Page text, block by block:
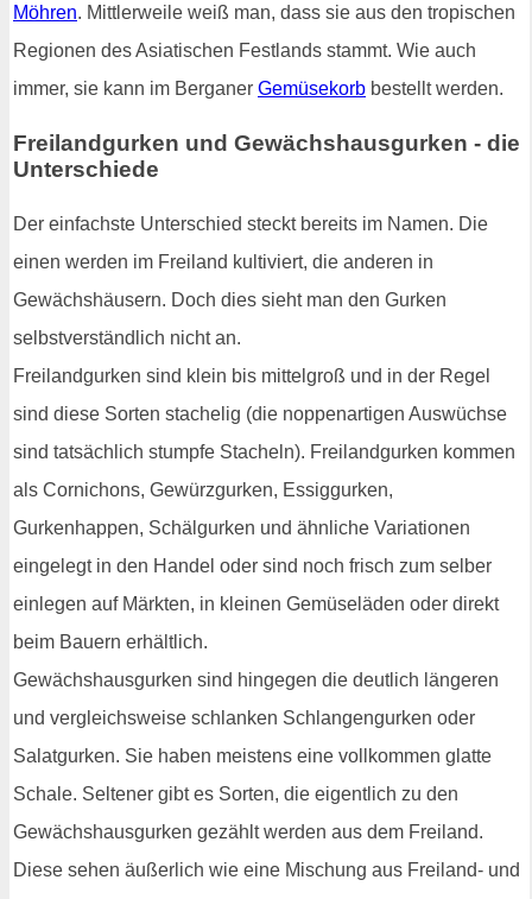
Möhren. Mittlerweile weiß man, dass sie aus den tropischen
Regionen des Asiatischen Festlands stammt. Wie auch
immer, sie kann im Berganer Gemüsekorb bestellt werden.
Freilandgurken und Gewächshausgurken - die
Unterschiede
Der einfachste Unterschied steckt bereits im Namen. Die
einen werden im Freiland kultiviert, die anderen in
Gewächshäusern. Doch dies sieht man den Gurken
selbstverständlich nicht an.
Freilandgurken sind klein bis mittelgroß und in der Regel
sind diese Sorten stachelig (die noppenartigen Auswüchse
sind tatsächlich stumpfe Stacheln). Freilandgurken kommen
als Cornichons, Gewürzgurken, Essiggurken,
Gurkenhappen, Schälgurken und ähnliche Variationen
eingelegt in den Handel oder sind noch frisch zum selber
einlegen auf Märkten, in kleinen Gemüseläden oder direkt
beim Bauern erhältlich.
Gewächshausgurken sind hingegen die deutlich längeren
und vergleichsweise schlanken Schlangengurken oder
Salatgurken. Sie haben meistens eine vollkommen glatte
Schale. Seltener gibt es Sorten, die eigentlich zu den
Gewächshausgurken gezählt werden aus dem Freiland.
Diese sehen äußerlich wie eine Mischung aus Freiland- und